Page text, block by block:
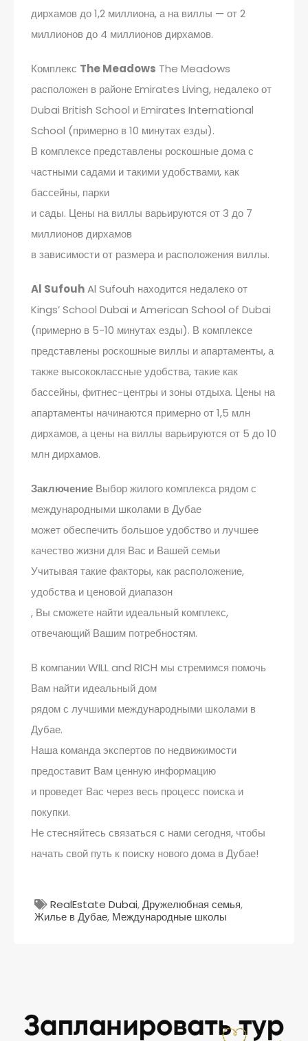
дирхамов до 1,2 миллиона, а на виллы — от 2
миллионов до 4 миллионов дирхамов.
Комплекс The Meadows The Meadows
расположен в районе Emirates Living, недалеко от
Dubai British School и Emirates International
School (примерно в 10 минутах езды).
В комплексе представлены роскошные дома с
частными садами и такими удобствами, как
бассейны, парки
и сады. Цены на виллы варьируются от 3 до 7
миллионов дирхамов
в зависимости от размера и расположения виллы.
Al SufouhAl Sufouh находится недалеко от
Kings’ School Dubai и American School of Dubai
(примерно в 5-10 минутах езды). В комплексе
представлены роскошные виллы и апартаменты, а
также высококлассные удобства, такие как
бассейны, фитнес-центры и зоны отдыха. Цены на
апартаменты начинаются примерно от 1,5 млн
дирхамов, а цены на виллы варьируются от 5 до 10
млн дирхамов.
Заключение Выбор жилого комплекса рядом с
международными школами в Дубае
может обеспечить большое удобство и лучшее
качество жизни для Вас и Вашей семьи
Учитывая такие факторы, как расположение,
удобства и ценовой диапазон
, Вы сможете найти идеальный комплекс,
отвечающий Вашим потребностям.
В компании WILL and RICH мы стремимся помочь
Вам найти идеальный дом
рядом с лучшими международными школами в
Дубае.
Наша команда экспертов по недвижимости
предоставит Вам ценную информацию
и проведет Вас через весь процесс поиска и
покупки.
Не стесняйтесь связаться с нами сегодня, чтобы
начать свой путь к поиску нового дома в Дубае!
RealEstate Dubai,Дружелюбная семья,
Жилье в Дубае, Международные школы